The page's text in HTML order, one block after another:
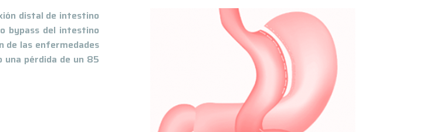
distal de intestino
bypass del intestino
de las enfermedades
una pérdida de un 85